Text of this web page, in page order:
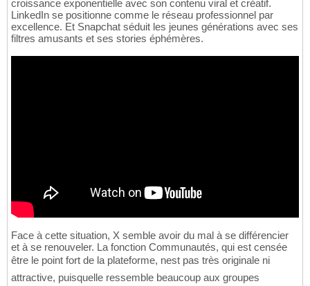
croissance exponentielle avec son contenu viral et créatif.
LinkedIn se positionne comme le réseau professionnel par
excellence. Et Snapchat séduit les jeunes générations avec ses
filtres amusants et ses stories éphémères.
Face à cette situation, X semble avoir du mal à se différencier
et à se renouveler. La fonction Communautés, qui est censée
être le point fort de la plateforme, nest pas très originale ni
attractive, puisquelle ressemble beaucoup aux groupes